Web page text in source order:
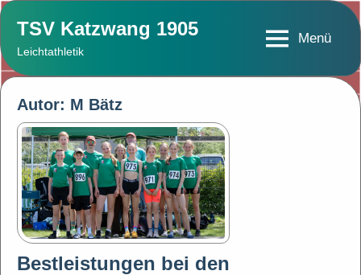
Zum
Inhalt
springen
TSV Katzwang 1905
Leichtathletik
Menü
Autor: M Bätz
Bestleistungen bei den